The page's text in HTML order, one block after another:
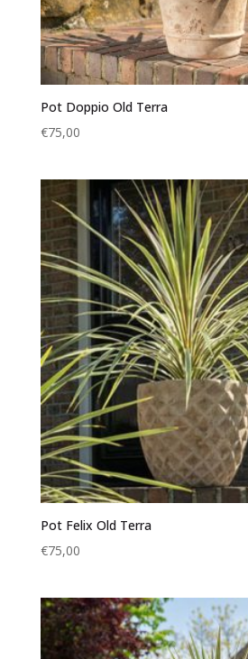
Pot Doppio Old Terra
€75,00
Pot Felix Old Terra
€75,00